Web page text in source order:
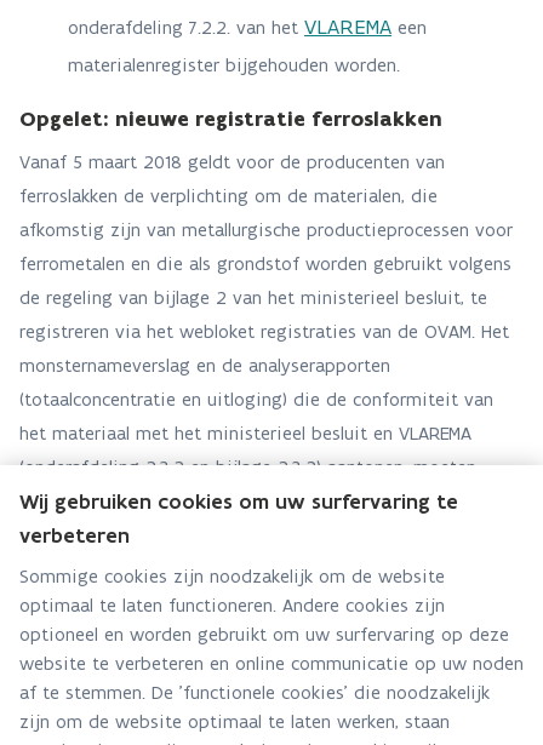
onderafdeling 7.2.2. van het VLAREMA een
materialenregister bijgehouden worden.
Opgelet: nieuwe registratie ferroslakken
Vanaf 5 maart 2018 geldt voor de producenten van
ferroslakken de verplichting om de materialen, die
afkomstig zijn van metallurgische productieprocessen voor
ferrometalen en die als grondstof worden gebruikt volgens
de regeling van bijlage 2 van het ministerieel besluit, te
registreren via het webloket registraties van de OVAM. Het
monsternameverslag en de analyserapporten
(totaalconcentratie en uitloging) die de conformiteit van
het materiaal met het ministerieel besluit en VLAREMA
(onderafdeling 2.3.2 en bijlage 2.3.2) aantonen, moeten
jaarlijks door de producent worden opgeladen in het
webloket registraties. Zoals bepaald in Vlarem dienen
monstername en analyses te worden uitgevoerd door een
VLAREL erkend labo.
Nuttige links
Lijst geregistreerde producenten ferroslakken
Wij gebruiken cookies om uw surfervaring te
verbeteren
Sommige cookies zijn noodzakelijk om de website
optimaal te laten functioneren. Andere cookies zijn
optioneel en worden gebruikt om uw surfervaring op deze
website te verbeteren en online communicatie op uw noden
af te stemmen. De 'functionele cookies' die noodzakelijk
zijn om de website optimaal te laten werken, staan